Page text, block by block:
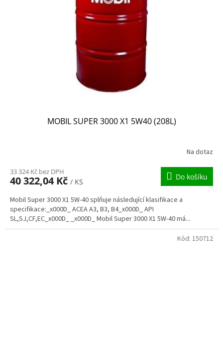
MOBIL SUPER 3000 X1 5W40 (208L)
Na dotaz
33 324 Kč bez DPH
40 322,04 Kč / KS
Do košíku
Mobil Super 3000 X1 5W-40 splňuje následující klasifikace a
specifikace:_x000D_ ACEA A3, B3, B4_x000D_ API
SL,SJ,CF,EC_x000D_ _x000D_ Mobil Super 3000 X1 5W-40 má...
Kód: 150712